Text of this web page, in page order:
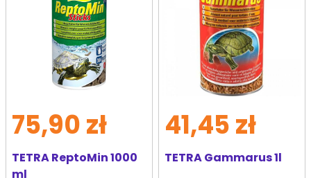
TETRA ReptoMin 1000
ml
75,90 zł
TETRA Gammarus 1l
41,45 zł